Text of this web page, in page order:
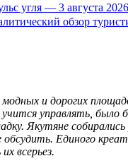
угля — 3 августа
обзор
и дорогих
управлять, было
Якутяне
Единого
всерьез.